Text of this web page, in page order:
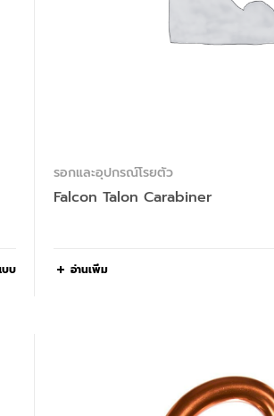
บบ
รอกและอุปกรณ์โรยตัว
Falcon Talon Carabiner
อ่านเพิ่ม